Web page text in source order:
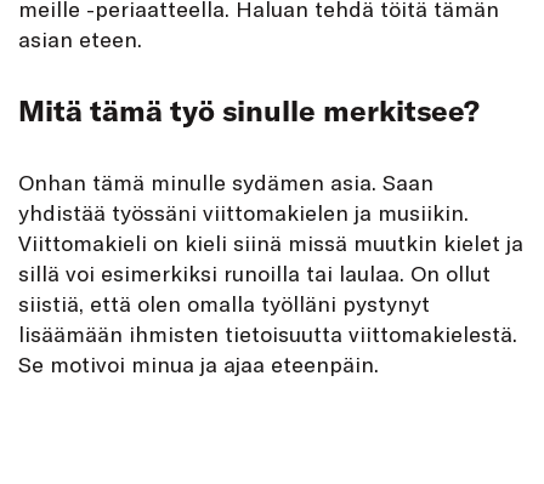
meille -periaatteella. Haluan tehdä töitä tämän
asian eteen.
Mitä tämä työ sinulle merkitsee?
Onhan tämä minulle sydämen asia. Saan
yhdistää työssäni viittomakielen ja musiikin.
Viittomakieli on kieli siinä missä muutkin kielet ja
sillä voi esimerkiksi runoilla tai laulaa. On ollut
siistiä, että olen omalla työlläni pystynyt
lisäämään ihmisten tietoisuutta viittomakielestä.
Se motivoi minua ja ajaa eteenpäin.